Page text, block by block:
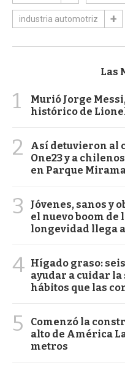
industria automotriz
Las
1
Murió Jorge
histórico de
2
Así detuvieron al
One23 y a
en Parque
3
Jóvenes, sanos y
el nuevo boom de
longevidad llega
4 Hígado graso:
ayudar a cuidar la
hábitos que las
5
Comenzó la
alto de América
metros